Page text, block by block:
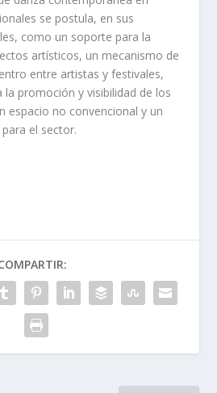
se postula, en sus
como un soporte para la
artísticos, un mecanismo de
entre artistas y festivales,
la promoción y visibilidad de los
espacio no convencional y un
el sector.